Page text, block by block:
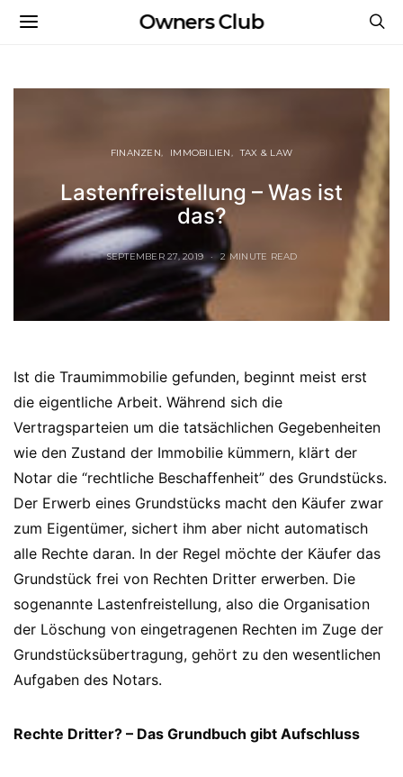
Owners Club
FINANZEN IMMOBILIEN TAX & LAW
Lastenfreistellung – Was ist
das?
SEPTEMBER 27, 2019 2 MINUTE READ
Ist die Traumimmobilie gefunden, beginnt meist erst
die eigentliche Arbeit. Während sich die
Vertragsparteien um die tatsächlichen Gegebenheiten
wie den Zustand der Immobilie kümmern, klärt der
Notar die “rechtliche Beschaffenheit” des Grundstücks.
Der Erwerb eines Grundstücks macht den Käufer zwar
zum Eigentümer, sichert ihm aber nicht automatisch
alle Rechte daran. In der Regel möchte der Käufer das
Grundstück frei von Rechten Dritter erwerben. Die
sogenannte Lastenfreistellung, also die Organisation
der Löschung von eingetragenen Rechten im Zuge der
Grundstücksübertragung, gehört zu den wesentlichen
Aufgaben des Notars.
Rechte Dritter? – Das Grundbuch gibt Aufschluss